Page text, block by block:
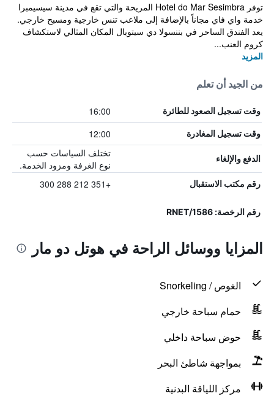
توفر Hotel do Mar Sesimbra المريحة والتي تقع في مدينة سيسيمبرا
خدمة واي فاي مجاناً بالإضافة إلى ملاعب تنس خارجية ومسبح خارجي.
يعد الفندق الساحر في بننسولا دي سيتوبال المكان المثالي لاستكشاف
كروم العنب...
المزيد
من الجيد أن تعلم
وقت تسجيل الصعود للطائرة 16:00
وقت تسجيل المغادرة 12:00
الدفع والإلغاء
تختلف السياسات حسب
نوع الغرفة ومزود الخدمة.
رقم مكتب الاستقبال +351 212 288 300
رقم الرخصة: 1586/RNET
المزايا ووسائل الراحة في هوتل دو مار
الغوص / Snorkeling
حمام سباحة خارجي
حوض سباحة داخلي
بمواجهة شاطئ البحر
مركز اللياقة البدنية